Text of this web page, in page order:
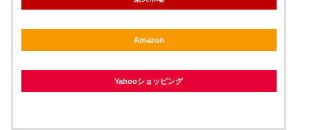
Amazon
Yahooショッピング